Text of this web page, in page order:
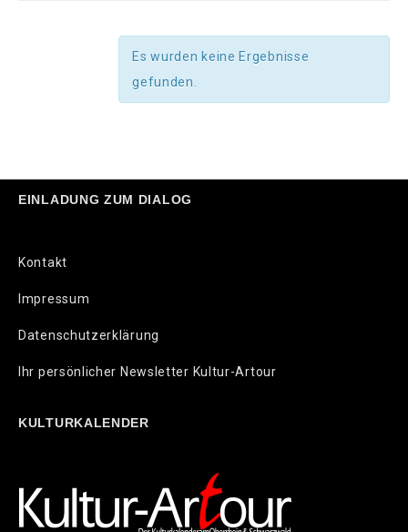
Es wurden keine Ergebnisse
gefunden.
EINLADUNG ZUM DIALOG
Kontakt
Impressum
Datenschutzerklärung
Ihr persönlicher Newsletter Kultur-Artour
KULTURKALENDER